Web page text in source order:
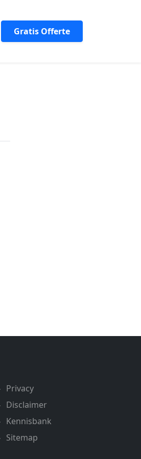
Gratis Offerte
Privacy
Disclaimer
Kennisbank
Sitemap